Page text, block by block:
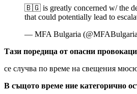
🇧🇬 is greatly concerned w/ the
that could potentially lead to
— MFA Bulgaria
Тази поредица от опасни
се случва по време на свещения
В същото време ние категорично